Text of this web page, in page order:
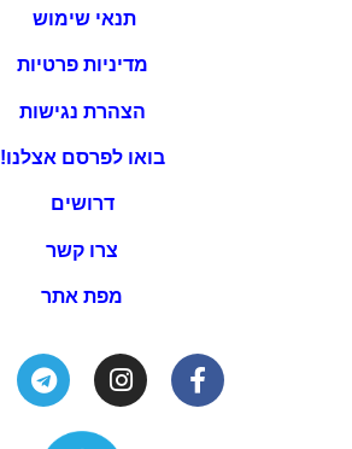
תנאי שימוש
מדיניות פרטיות
הצהרת נגישות
בואו לפרסם אצלנו!
דרושים
צרו קשר
מפת אתר